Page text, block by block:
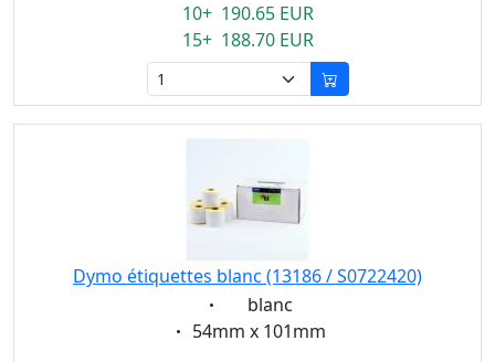
10+ 190.65 EUR
15+ 188.70 EUR
Dymo étiquettes blanc (13186 / S0722420)
Eigenschaft:
blanc
Eigenschaft:
54mm x 101mm